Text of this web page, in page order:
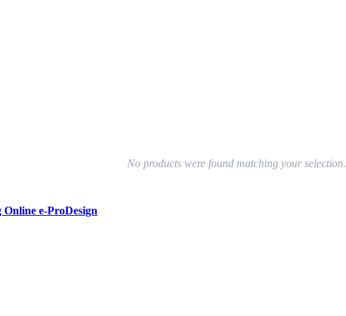
No products were found matching your selection.
e-ProDesign